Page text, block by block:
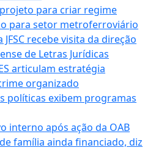
para criar regime
para setor metroferroviário
recebe visita da direção
de Letras Jurídicas
articulam estratégia
organizado
políticas exibem programas
interno após ação da OAB
família ainda financiado, diz